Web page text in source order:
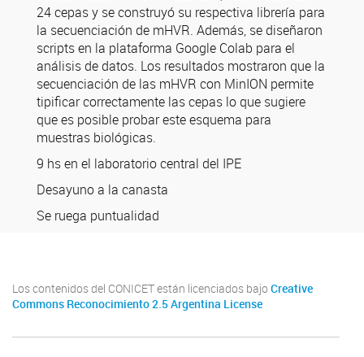
24 cepas y se construyó su respectiva librería para
la secuenciación de mHVR. Además, se diseñaron
scripts en la plataforma Google Colab para el
análisis de datos. Los resultados mostraron que la
secuenciación de las mHVR con MinION permite
tipificar correctamente las cepas lo que sugiere
que es posible probar este esquema para
muestras biológicas.
9 hs en el laboratorio central del IPE
Desayuno a la canasta
Se ruega puntualidad
Los contenidos del CONICET están licenciados bajo Creative
Commons Reconocimiento 2.5 Argentina License